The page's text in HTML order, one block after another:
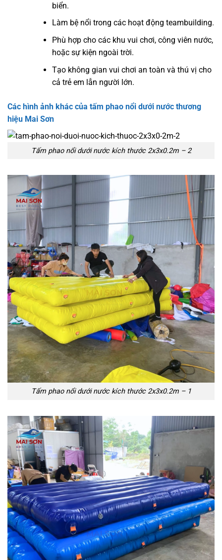
biển.
Làm bệ nổi trong các hoạt động teambuilding.
Phù hợp cho các khu vui chơi, công viên nước,
hoặc sự kiện ngoài trời.
Tạo không gian vui chơi an toàn và thú vị cho
cả trẻ em lẫn người lớn.
Các hình ảnh khác của tấm phao nổi dưới nước thương
hiệu Mai Sơn
Tấm phao nổi dưới nước kích thước 2x3x0.2m – 2
Tấm phao nổi dưới nước kích thước 2x3x0.2m – 1